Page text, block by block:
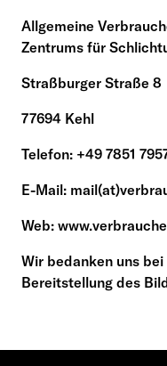
Allgemeine
Zentrums für
Straßburger Straße 8
77694 Kehl
Telefon: +49 7851
E-Mail:
Web:
Wir bedanken uns
Bereitstellung des